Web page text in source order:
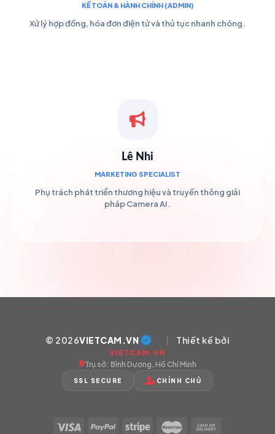
KẾ TOÁN & HÀNH CHÍNH (ADMIN)
Xử lý hợp đồng, hóa đơn điện tử và thủ tục nhanh chóng.
Lê Nhi
MARKETING SPECIALIST
Phụ trách phát triển thương hiệu và truyền thông giải
pháp Camera AI.
© 2026VIETCAM.VN | Thiết kế bởi
VIETCAM.VN
Trụ sở: Bình Dương, Hồ Chí Minh
SSL SECURE CHÍNH CHỦ